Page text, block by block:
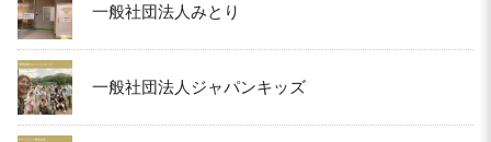
一般社団法人みとり
一般社団法人ジャパンキッズ